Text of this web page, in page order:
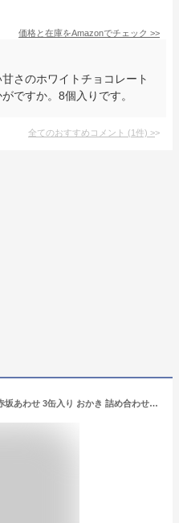
価格と在庫をAmazonでチェック >>
さのホワイトチョコレート
ですか。8個入りです。
全てのおすすめコメント (1件) >
ギフト 和菓子 ［ 赤坂柿山 ］ 赤坂あわせ 3缶入り おかき 詰め合わせ セット 米菓 ｜約3-10日でのお届け※沖縄・離島へは届不可(A) スイーツ 菓子折り 個包装 もち米 薄焼き 化粧缶 醤油 海苔 胡麻 塩味 アーモンド 百貨店 結婚 出産 内祝い お返し